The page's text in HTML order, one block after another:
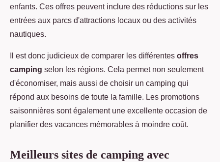
enfants. Ces offres peuvent inclure des réductions sur les
entrées aux parcs d'attractions locaux ou des activités
nautiques.
Il est donc judicieux de comparer les différentes offres
camping selon les régions. Cela permet non seulement
d'économiser, mais aussi de choisir un camping qui
répond aux besoins de toute la famille. Les promotions
saisonnières sont également une excellente occasion de
planifier des vacances mémorables à moindre coût.
Meilleurs sites de camping avec